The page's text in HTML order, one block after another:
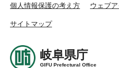
個人情報保護の考え方 ウェブ
サイトマップ
岐阜県庁
GIFU Prefectural Office